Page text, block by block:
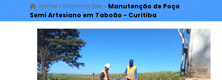
Home» Informações » Manutenção de Poço
Semi Artesiano em Taboão - Curitiba